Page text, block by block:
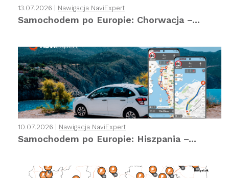
13.07.2026 | Nawigacja NaviExpert
Samochodem po Europie: Chorwacja –...
10.07.2026 | Nawigacja NaviExpert
Samochodem po Europie: Hiszpania –...